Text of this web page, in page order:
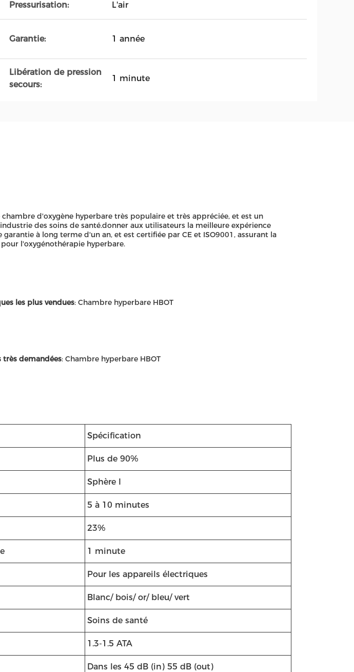
Pressurisation: L'air
Garantie: 1 année
Libération de pression
secours:
1 minute
chambre d'oxygène hyperbare très populaire et très appréciée, et est un
des soins de santé.donner aux utilisateurs la meilleure expérience
à long terme d'un an, et est certifiée par CE et ISO9001, assurant la
l'oxygénothérapie hyperbare.
les plus vendues: Chambre hyperbare HBOT
très demandées: Chambre hyperbare HBOT
Spécification
Plus de 90%
Sphère I
5 à 10 minutes
23%
1 minute
Pour les appareils électriques
Blanc/ bois/ or/ bleu/ vert
Soins de santé
1.3-1.5 ATA
Dans les 45 dB (in) 55 dB (out)